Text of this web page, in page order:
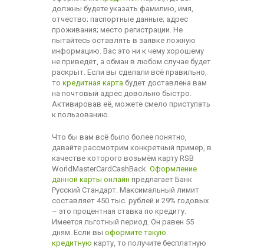
должны будете указать фамилию, имя,
отчество; паспортные данные; адрес
проживания; место регистрации. Не
пытайтесь оставлять в заявке ложную
информацию. Вас это ни к чему хорошему
не приведёт, а обман в любом случае будет
раскрыт. Если вы сделали всё правильно,
то кредитная картабудет доставлена вам
на почтовый адрес довольно быстро.
Активировав её, можете смело приступать
к пользованию.
Что бы вам всё было более понятно,
давайте рассмотрим конкретный пример, в
качестве которого возьмём карту RSB
WorldMasterCardCashBack. Оформление
данной карты онлайн предлагает Банк
Русский Стандарт. Максимальный лимит
составляет 450 тыс. рублей и 29% годовых
– это процентная ставка по кредиту.
Имеется льготный период. Он равен 55
дням. Если вы оформите такую
кредитную карту, то получите бесплатную